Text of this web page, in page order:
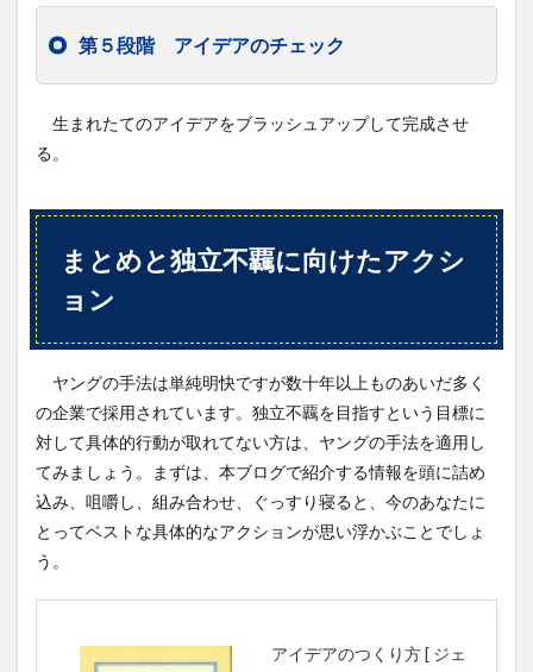
第５段階 アイデアのチェック
生まれたてのアイデアをブラッシュアップして完成させ
る。
まとめと独立不覊に向けたアクシ
ョン
ヤングの手法は単純明快ですが数十年以上ものあいだ多く
の企業で採用されています。独立不覊を目指すという目標に
対して具体的行動が取れてない方は、ヤングの手法を適用し
てみましょう。まずは、本ブログで紹介する情報を頭に詰め
込み、咀嚼し、組み合わせ、ぐっすり寝ると、今のあなたに
とってベストな具体的なアクションが思い浮かぶことでしょ
う。
アイデアのつくり方 [ ジェ